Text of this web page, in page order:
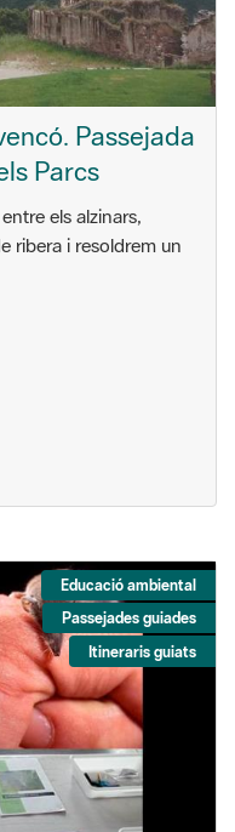
Passejada
Parcs
els alzinars,
ribera i resoldrem un
Educació ambiental
Passejades guiades
Itineraris guiats